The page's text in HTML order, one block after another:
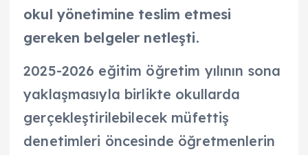
okul yönetimine teslim etmesi
gereken belgeler netleşti.
2025-2026 eğitim öğretim yılının sona
yaklaşmasıyla birlikte okullarda
gerçekleştirilebilecek müfettiş
denetimleri öncesinde öğretmenlerin